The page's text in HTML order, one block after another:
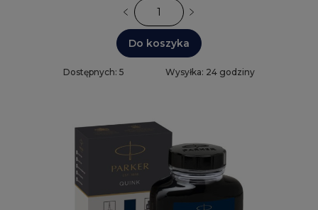
Do koszyka
Dostępnych: 5 Wysyłka: 24 godziny